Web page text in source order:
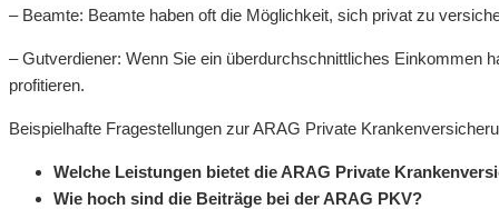
– Beamte: Beamte haben oft die Möglichkeit, sich privat zu
– Gutverdiener: Wenn Sie ein überdurchschnittliches Einkommen
profitieren.
Beispielhafte Fragestellungen zur ARAG Private
Welche Leistungen bietet die ARAG Private
Wie hoch sind die Beiträge bei der ARAG PKV?